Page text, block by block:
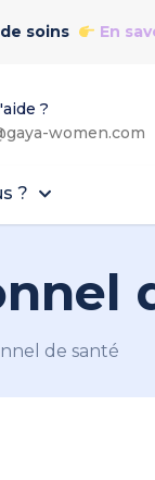
soins En
?
women.com
?
de santé